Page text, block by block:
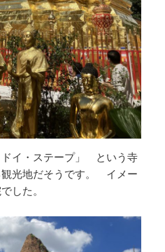
ドイ・ステープ」 という寺
観光地だそうです。 イメー
でした。